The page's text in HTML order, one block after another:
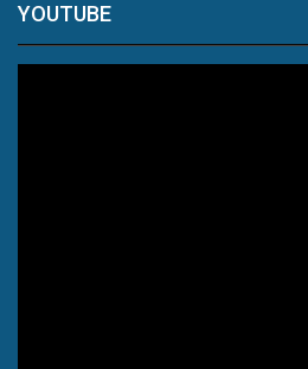
YOUTUBE